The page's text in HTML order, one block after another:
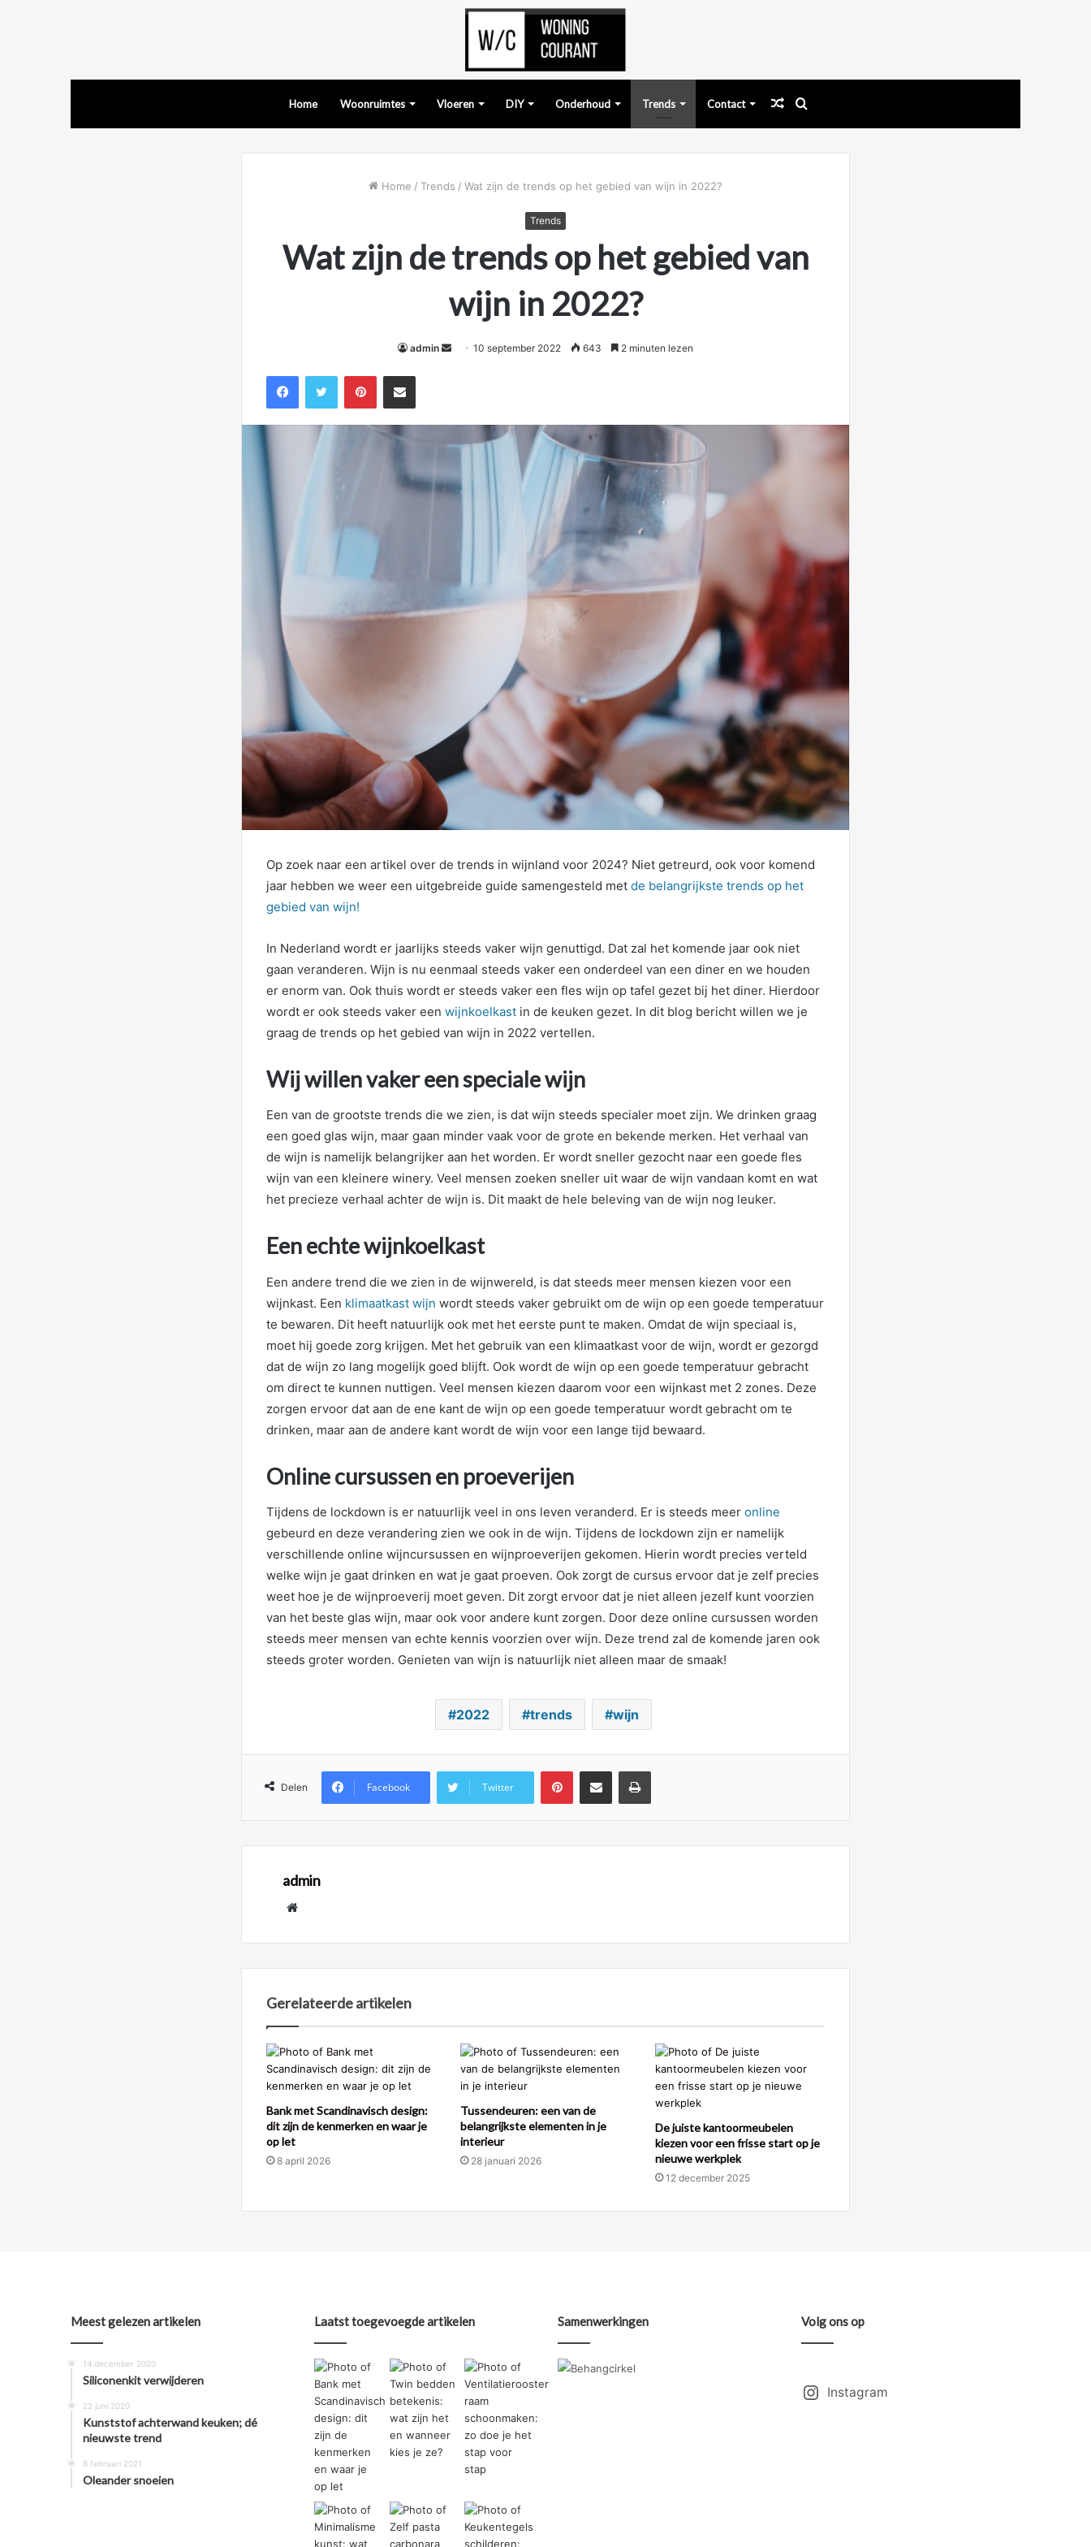
Home Woonruimtes Vloeren DIY Onderhoud Trends Contact
naar
Willekeurig
artikel
Home / Trends / Wat zijn de trends op het gebied van wijn in 2022?
Trends
Wat zijn de trends op het gebied van
wijn in 2022?
admin
Send10 september 2022 643 2 minuten lezen
FacebookTwitter PinterestDeel via Email
Op zoek naar een artikel over de trends in wijnland voor 2024? Niet getreurd, ook voor komend
jaar hebben we weer een uitgebreide guide samengesteld met de belangrijkste trends op het
gebied van wijn!
In Nederland wordt er jaarlijks steeds vaker wijn genuttigd. Dat zal het komende jaar ook niet
gaan veranderen. Wijn is nu eenmaal steeds vaker een onderdeel van een diner en we houden
er enorm van. Ook thuis wordt er steeds vaker een fles wijn op tafel gezet bij het diner. Hierdoor
wordt er ook steeds vaker een wijnkoelkast in de keuken gezet. In dit blog bericht willen we je
graag de trends op het gebied van wijn in 2022 vertellen.
Wij willen vaker een speciale wijn
Een van de grootste trends die we zien, is dat wijn steeds specialer moet zijn. We drinken graag
een goed glas wijn, maar gaan minder vaak voor de grote en bekende merken. Het verhaal van
de wijn is namelijk belangrijker aan het worden. Er wordt sneller gezocht naar een goede fles
wijn van een kleinere winery. Veel mensen zoeken sneller uit waar de wijn vandaan komt en wat
het precieze verhaal achter de wijn is. Dit maakt de hele beleving van de wijn nog leuker.
Een echte wijnkoelkast
Een andere trend die we zien in de wijnwereld, is dat steeds meer mensen kiezen voor een
wijnkast. Een klimaatkast wijn wordt steeds vaker gebruikt om de wijn op een goede temperatuur
te bewaren. Dit heeft natuurlijk ook met het eerste punt te maken. Omdat de wijn speciaal is,
moet hij goede zorg krijgen. Met het gebruik van een klimaatkast voor de wijn, wordt er gezorgd
dat de wijn zo lang mogelijk goed blijft. Ook wordt de wijn op een goede temperatuur gebracht
om direct te kunnen nuttigen. Veel mensen kiezen daarom voor een wijnkast met 2 zones. Deze
zorgen ervoor dat aan de ene kant de wijn op een goede temperatuur wordt gebracht om te
drinken, maar aan de andere kant wordt de wijn voor een lange tijd bewaard.
Online cursussen en proeverijen
Tijdens de lockdown is er natuurlijk veel in ons leven veranderd. Er is steeds meer online
gebeurd en deze verandering zien we ook in de wijn. Tijdens de lockdown zijn er namelijk
verschillende online wijncursussen en wijnproeverijen gekomen. Hierin wordt precies verteld
welke wijn je gaat drinken en wat je gaat proeven. Ook zorgt de cursus ervoor dat je zelf precies
weet hoe je de wijnproeverij moet geven. Dit zorgt ervoor dat je niet alleen jezelf kunt voorzien
van het beste glas wijn, maar ook voor andere kunt zorgen. Door deze online cursussen worden
steeds meer mensen van echte kennis voorzien over wijn. Deze trend zal de komende jaren ook
steeds groter worden. Genieten van wijn is natuurlijk niet alleen maar de smaak!
2022 trends wijn
Delen Facebook Twitter
PinterestDeel via Email Print
admin
Website
Gerelateerde artikelen
Bank met Scandinavisch design:
dit zijn de kenmerken en waar je
op let
8 april 2026
Tussendeuren: een van de
belangrijkste elementen in je
interieur
28 januari 2026
De juiste kantoormeubelen
kiezen voor een frisse start op je
nieuwe werkplek
12 december 2025
Meest gelezen artikelen
14 december 2020
Siliconenkit verwijderen
22 juni 2020
Kunststof achterwand keuken; dé
nieuwste trend
8 februari 2021
Oleander snoeien
Laatst toegevoegde artikelen Samenwerkingen Volg ons op
Instagram